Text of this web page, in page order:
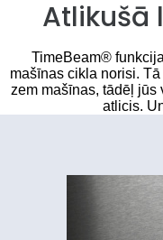
Atlikušā
TimeBeam®
mašīnas cikla norisi.
zem mašīnas, tādēļ jūs
atlicis.